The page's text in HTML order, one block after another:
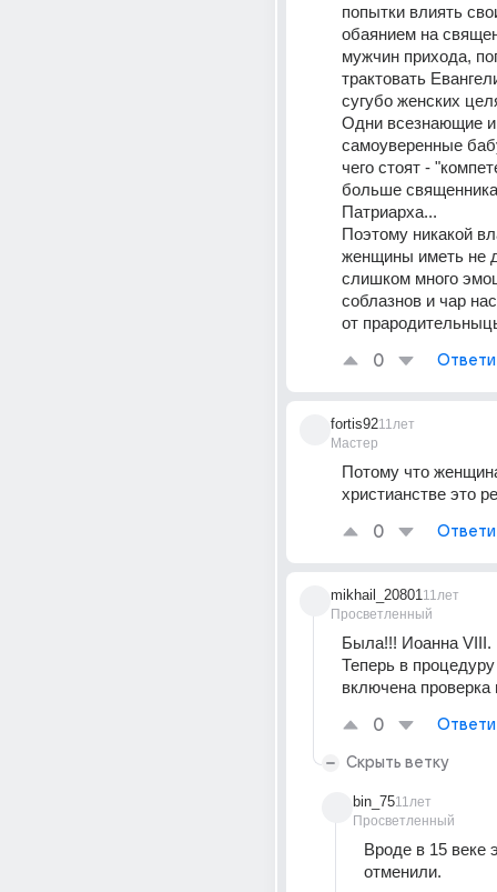
попытки влиять
обаянием на
мужчин прихода,
трактовать
сугубо женских
Одни всезнающие и
самоуверенные
чего стоят -
больше
Патриарха...
Поэтому никакой
женщины иметь не
слишком много
соблазнов и чар
от
0
fortis92
Мастер
11лет
Потому что
христианстве это
0
mikhail_20801
Просветленный
11лет
Была!!! Иоанна VIII.
Теперь в
включена проверка
0
Скрыть ветку
bin_75
Просветленный
11лет
Вроде в 15 веке
отменили.